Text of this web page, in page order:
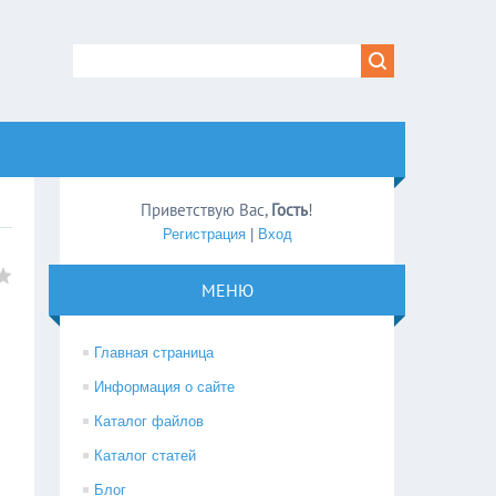
Приветствую Вас, Гость!
Регистрация| Вход
МЕНЮ
Главная страница
Информация о сайте
Каталог файлов
Каталог статей
Блог